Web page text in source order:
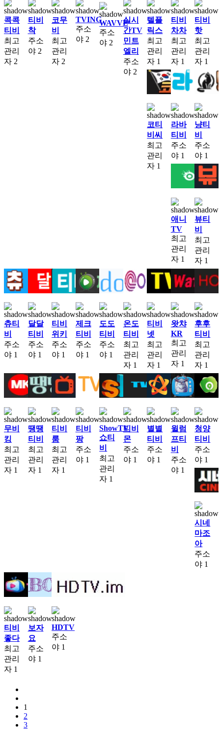
콕콕
티비
최고
관리
자 2
티비
착
주소
야 2
코무
비
최고
관리
자 2
TVING
주소
야 2
WAVVE
주소
야 2
실시
간TV
민트
엘리
주소
야 2
텔플
릭스
최고
관리
자 1
티비
차차
최고
관리
자 1
티비
핫
최고
관리
자 1
코티
비씨
최고
관리
자 1
라바
티비
주소
야 1
냥티
비
주소
야 1
애니
TV
최고
관리
자 1
뷰티
비
최고
관리
자 1
츄티
비
주소
야 1
달달
티비
주소
야 1
티비
위키
주소
야 1
제크
티비
주소
야 1
도도
티비
주소
야 1
온도
티비
최고
관리
자 1
티비
넷
최고
관리
자 1
왓챠
KR
최고
관리
자 1
후후
티비
최고
관리
자 1
무비
킹
최고
관리
자 1
땡땡
티비
최고
관리
자 1
티비
룸
최고
관리
자 1
티비
팡
주소
야 1
ShowTV
쇼티
비
최고
관리
자 1
티비
몬
주소
야 1
별별
티비
주소
야 1
윌럼
프티
비
주소
야 1
청양
티비
주소
야 1
시네
마조
아
주소
야 1
티비
좋다
최고
관리
자 1
보자
요
주소
야 1
HDTV
주소
야 1
1
2
3